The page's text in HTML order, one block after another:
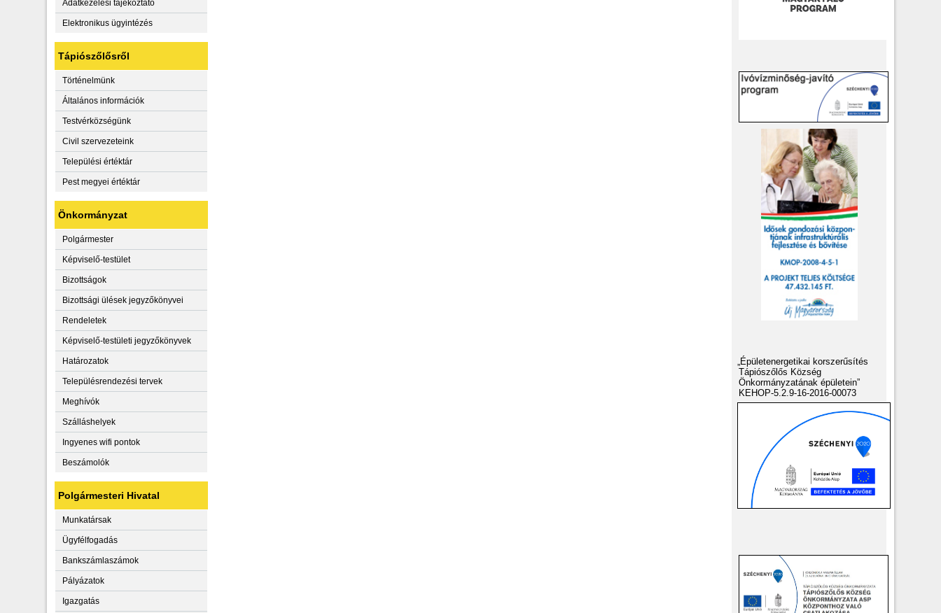
Adatkezelési tájékoztató
Elektronikus ügyintézés
Tápiószőlősről
Történelmünk
Általános információk
Testvérközségünk
Civil szervezeteink
Települési értéktár
Pest megyei értéktár
Önkormányzat
Polgármester
Képviselő-testület
Bizottságok
Bizottsági ülések jegyzőkönyvei
Rendeletek
Képviselő-testületi jegyzőkönyvek
Határozatok
Településrendezési tervek
Meghívók
Szálláshelyek
Ingyenes wifi pontok
Beszámolók
Polgármesteri Hivatal
Munkatársak
Ügyfélfogadás
Bankszámlaszámok
Pályázatok
Igazgatás
„Épületenergetikai korszerűsítés
Tápiószőlős Község
Önkormányzatának épületein”
KEHOP-5.2.9-16-2016-00073